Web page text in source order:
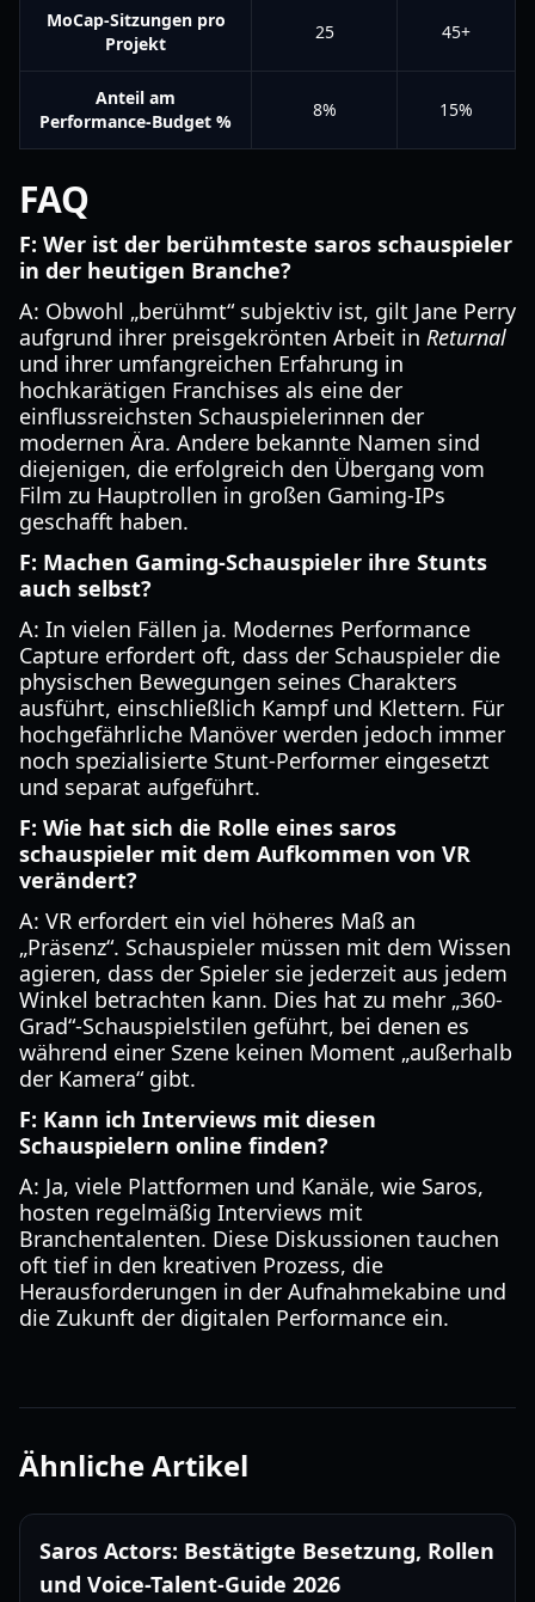
MoCap-Sitzungen pro
Projekt
25 45+
Anteil am
Performance-Budget %
8% 15%
FAQ
F: Wer ist der berühmteste saros schauspieler
in der heutigen Branche?
A: Obwohl „berühmt“ subjektiv ist, gilt Jane Perry
aufgrund ihrer preisgekrönten Arbeit in Returnal
und ihrer umfangreichen Erfahrung in
hochkarätigen Franchises als eine der
einflussreichsten Schauspielerinnen der
modernen Ära. Andere bekannte Namen sind
diejenigen, die erfolgreich den Übergang vom
Film zu Hauptrollen in großen Gaming-IPs
geschafft haben.
F: Machen Gaming-Schauspieler ihre Stunts
auch selbst?
A: In vielen Fällen ja. Modernes Performance
Capture erfordert oft, dass der Schauspieler die
physischen Bewegungen seines Charakters
ausführt, einschließlich Kampf und Klettern. Für
hochgefährliche Manöver werden jedoch immer
noch spezialisierte Stunt-Performer eingesetzt
und separat aufgeführt.
F: Wie hat sich die Rolle eines saros
schauspieler mit dem Aufkommen von VR
verändert?
A: VR erfordert ein viel höheres Maß an
„Präsenz“. Schauspieler müssen mit dem Wissen
agieren, dass der Spieler sie jederzeit aus jedem
Winkel betrachten kann. Dies hat zu mehr „360-
Grad“-Schauspielstilen geführt, bei denen es
während einer Szene keinen Moment „außerhalb
der Kamera“ gibt.
F: Kann ich Interviews mit diesen
Schauspielern online finden?
A: Ja, viele Plattformen und Kanäle, wie Saros,
hosten regelmäßig Interviews mit
Branchentalenten. Diese Diskussionen tauchen
oft tief in den kreativen Prozess, die
Herausforderungen in der Aufnahmekabine und
die Zukunft der digitalen Performance ein.
Ähnliche Artikel
Saros Actors: Bestätigte Besetzung, Rollen
und Voice-Talent-Guide 2026